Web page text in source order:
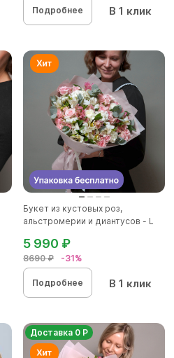
Подробнее В 1 клик
Букет из кустовых роз,
альстромерии и диантусов - L
8690 ₽ -31%
5 990 ₽
Подробнее В 1 клик
Доставка 0 Р